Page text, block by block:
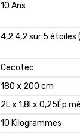
‎10 Ans
4,2 4,2 sur 5 étoiles
Cecotec
180 x 200 cm
2L x 1,8l x 0,25Ép
10 Kilogrammes